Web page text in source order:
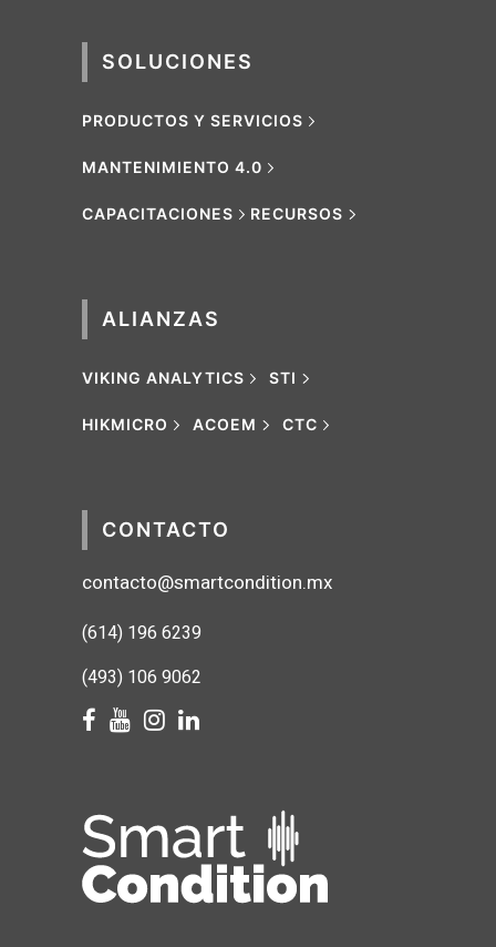
SOLUCIONES
PRODUCTOS Y SERVICIOS
MANTENIMIENTO 4.0
CAPACITACIONES RECURSOS
ALIANZAS
VIKING ANALYTICS STI
HIKMICRO ACOEM CTC
CONTACTO
contacto@smartcondition.mx
(614) 196 6239
(493) 106 9062